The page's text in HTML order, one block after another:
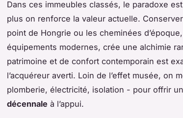
Dans ces immeubles classés, le paradoxe
plus on renforce la valeur actuelle.
point de Hongrie ou les cheminées
équipements modernes, crée une alchimie
patrimoine et de confort contemporain est
l’acquéreur averti. Loin de l’effet musée, on
plomberie, électricité, isolation - pour offrir
décennale à l’appui.